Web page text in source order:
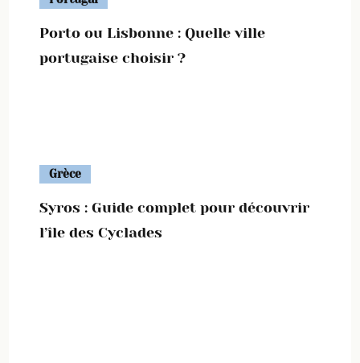
Porto ou Lisbonne : Quelle ville
portugaise choisir ?
Grèce
Syros : Guide complet pour découvrir
l’île des Cyclades